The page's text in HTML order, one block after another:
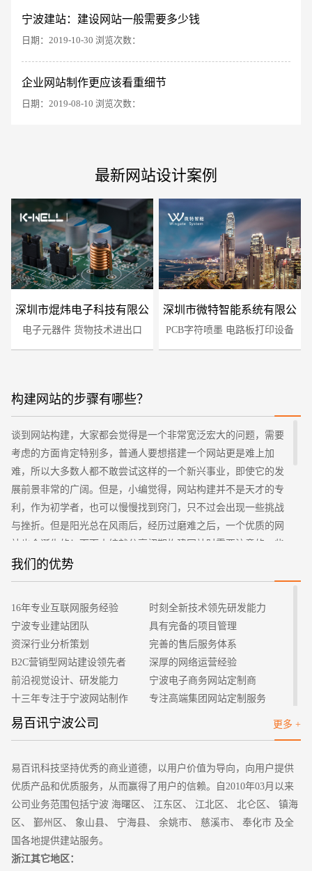
宁波建站：建设网站一般需要多少钱
日期：2019-10-30 浏览次数：
企业网站制作更应该看重细节
日期：2019-08-10 浏览次数：
最新网站设计案例
深圳市焜炜电子科技有限公
司
电子元器件 货物技术进出口
深圳市微特智能系统有限公
司
PCB字符喷墨 电路板打印设备
构建网站的步骤有哪些？
谈到网站构建，大家都会觉得是一个非常宽泛宏大的问题，需要
考虑的方面肯定特别多，普通人要想搭建一个网站更是难上加
难，所以大多数人都不敢尝试这样的一个新兴事业，即使它的发
展前景非常的广阔。但是，小编觉得，网站构建并不是天才的专
利，作为初学者，也可以慢慢找到窍门，只不过会出现一些挑战
与挫折。但是阳光总在风雨后，经历过磨难之后，一个优质的网
站也会诞生的！下面小编就分享初期构建网站时需要注意的一些
问题，干货还是比较多的。
一、确定网站构建方向
度，参考一些企划模板进行参考分析利弊。
二、企业与个人网站存在很大差别
现在的网站构建主要分为两大类，一类是个体私营的，另一类是
企业单位合作打造的平台。但作为新入手的网站构建，肯定是个
人兴趣导致的。所以小编建议先尝试自己搭建小型的网站，等到
做到规模之后，可以与企业进行合作，发展更大的进步空间。但
是无论如何，一个优质的网站构建少不了请一位资深的PHP程序
员，但是自己有编程技巧的，何尝不自己去试着编编呢？也能增
我们的优势
16年专业互联网服务经验
宁波专业建站团队
资深行业分析策划
B2C营销型网站建设领先者
前沿视觉设计、研发能力
十三年专注于宁波网站制作
客户的满意是我们唯一的宗旨
时刻全新技术领先研发能力
具有完备的项目管理
完善的售后服务体系
深厚的网络运营经验
宁波电子商务网站定制商
专注高端集团网站定制服务
更多 +
易百讯宁波公司
易百讯科技坚持优秀的商业道德，以用户价值为导向，向用户提供
优质产品和优质服务，从而赢得了用户的信赖。自2010年03月以来
公司业务范围包括宁波 海曙区、 江东区、 江北区、 北仑区、 镇海
区、 鄞州区、 象山县、 宁海县、 余姚市、 慈溪市、 奉化市 及全
国各地提供建站服务。
浙江其它地区：
电商及系统平台开发 · 微信小程序开发
您的预算 1万-3万 3万-5万 5万-8万